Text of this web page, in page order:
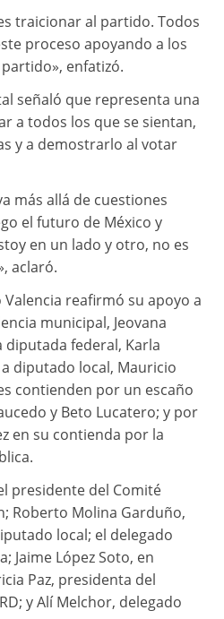
traicionar al partido. Todos
proceso apoyando a los
enfatizó.
señaló que representa una
a todos los que se sientan,
y a demostrarlo al votar
más allá de cuestiones
el futuro de México y
en un lado y otro, no es
aclaró.
reafirmó su apoyo a
municipal, Jeovana
diputada federal, Karla
diputado local, Mauricio
contienden por un escaño
y Beto Lucatero; y por
en su contienda por la
presidente del Comité
Roberto Molina Garduño,
local; el delegado
Jaime López Soto, en
Paz, presidenta del
y Alí Melchor, delegado